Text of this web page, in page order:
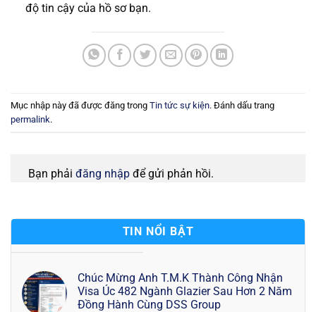
độ tin cậy của hồ sơ bạn.
Mục nhập này đã được đăng trong Tin tức sự kiện. Đánh dấu trang
permalink.
Bạn phải đăng nhập để gửi phản hồi.
TIN NỔI BẬT
Chúc Mừng Anh T.M.K Thành Công Nhận
Visa Úc 482 Ngành Glazier Sau Hơn 2 Năm
Đồng Hành Cùng DSS Group